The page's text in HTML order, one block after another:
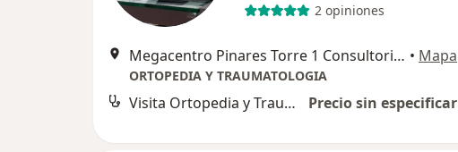
2 opiniones
Megacentro Pinares Torre 1 Consultorio 1009, Pereira • Mapa
ORTOPEDIA Y TRAUMATOLOGIA
Visita Ortopedia y Traumatología Precio sin especificar